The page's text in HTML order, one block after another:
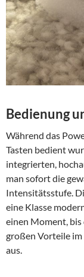
Bedienung
Während das
Tasten bedient
integrierten,
man sofort die
Intensitätsstufe.
eine Klasse
einen Moment, bis
großen Vorteile im
aus.